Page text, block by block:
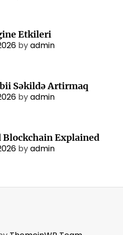
Etkileri
byadmin
Səkildə Artirmaq
byadmin
Explained
byadmin